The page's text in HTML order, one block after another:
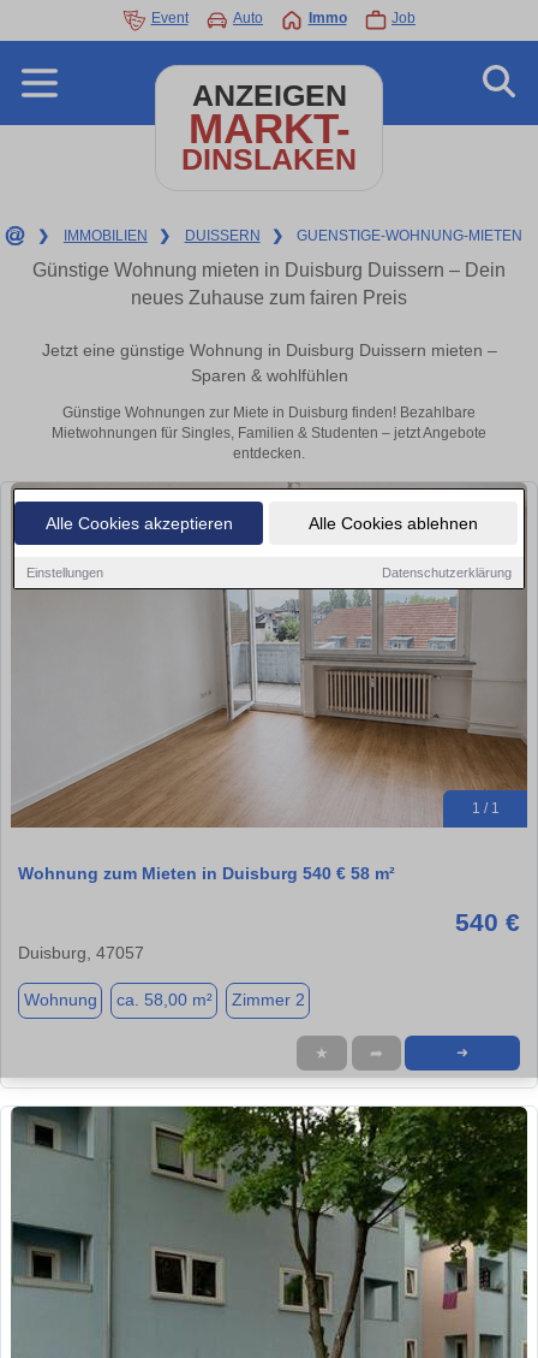
Alle Cookies akzeptieren Alle Cookies ablehnen
Einstellungen Datenschutzerklärung
Event Auto Immo Job
ANZEIGEN
MARKT-
DINSLAKEN
❯ IMMOBILIEN ❯ DUISSERN ❯ GUENSTIGE-WOHNUNG-MIETEN
Günstige Wohnung mieten in Duisburg Duissern – Dein
neues Zuhause zum fairen Preis
Jetzt eine günstige Wohnung in Duisburg Duissern mieten –
Sparen & wohlfühlen
Günstige Wohnungen zur Miete in Duisburg finden! Bezahlbare
Mietwohnungen für Singles, Familien & Studenten – jetzt Angebote
entdecken.
1 / 1
Wohnung zum Mieten in Duisburg 540 € 58 m²
540 €
Duisburg, 47057
Wohnung ca. 58,00 m² Zimmer 2
★ ➦ ➜